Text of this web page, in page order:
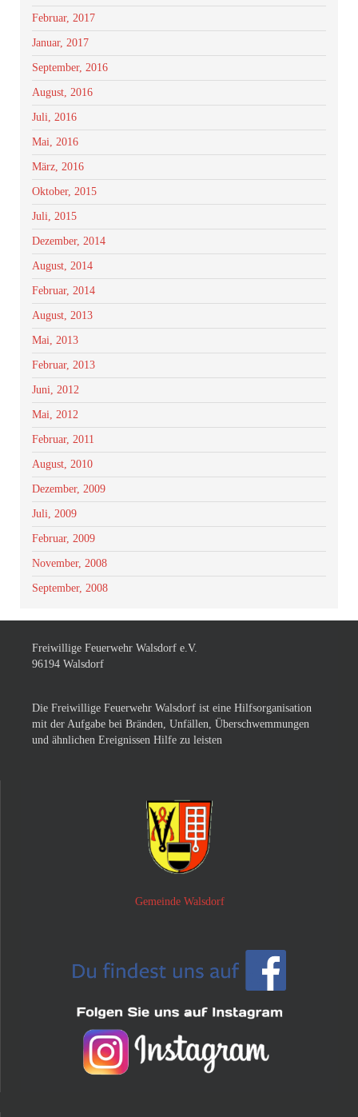
Februar, 2017
Januar, 2017
September, 2016
August, 2016
Juli, 2016
Mai, 2016
März, 2016
Oktober, 2015
Juli, 2015
Dezember, 2014
August, 2014
Februar, 2014
August, 2013
Mai, 2013
Februar, 2013
Juni, 2012
Mai, 2012
Februar, 2011
August, 2010
Dezember, 2009
Juli, 2009
Februar, 2009
November, 2008
September, 2008
Freiwillige Feuerwehr Walsdorf e.V.
96194 Walsdorf
Die Freiwillige Feuerwehr Walsdorf ist eine Hilfsorganisation
mit der Aufgabe bei Bränden, Unfällen, Überschwemmungen
und ähnlichen Ereignissen Hilfe zu leisten
Gemeinde Walsdorf